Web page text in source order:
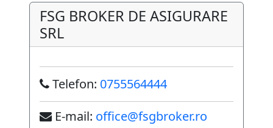
FSG BROKER DE ASIGURARE
SRL
Telefon: 0755564444
E-mail: office@fsgbroker.ro